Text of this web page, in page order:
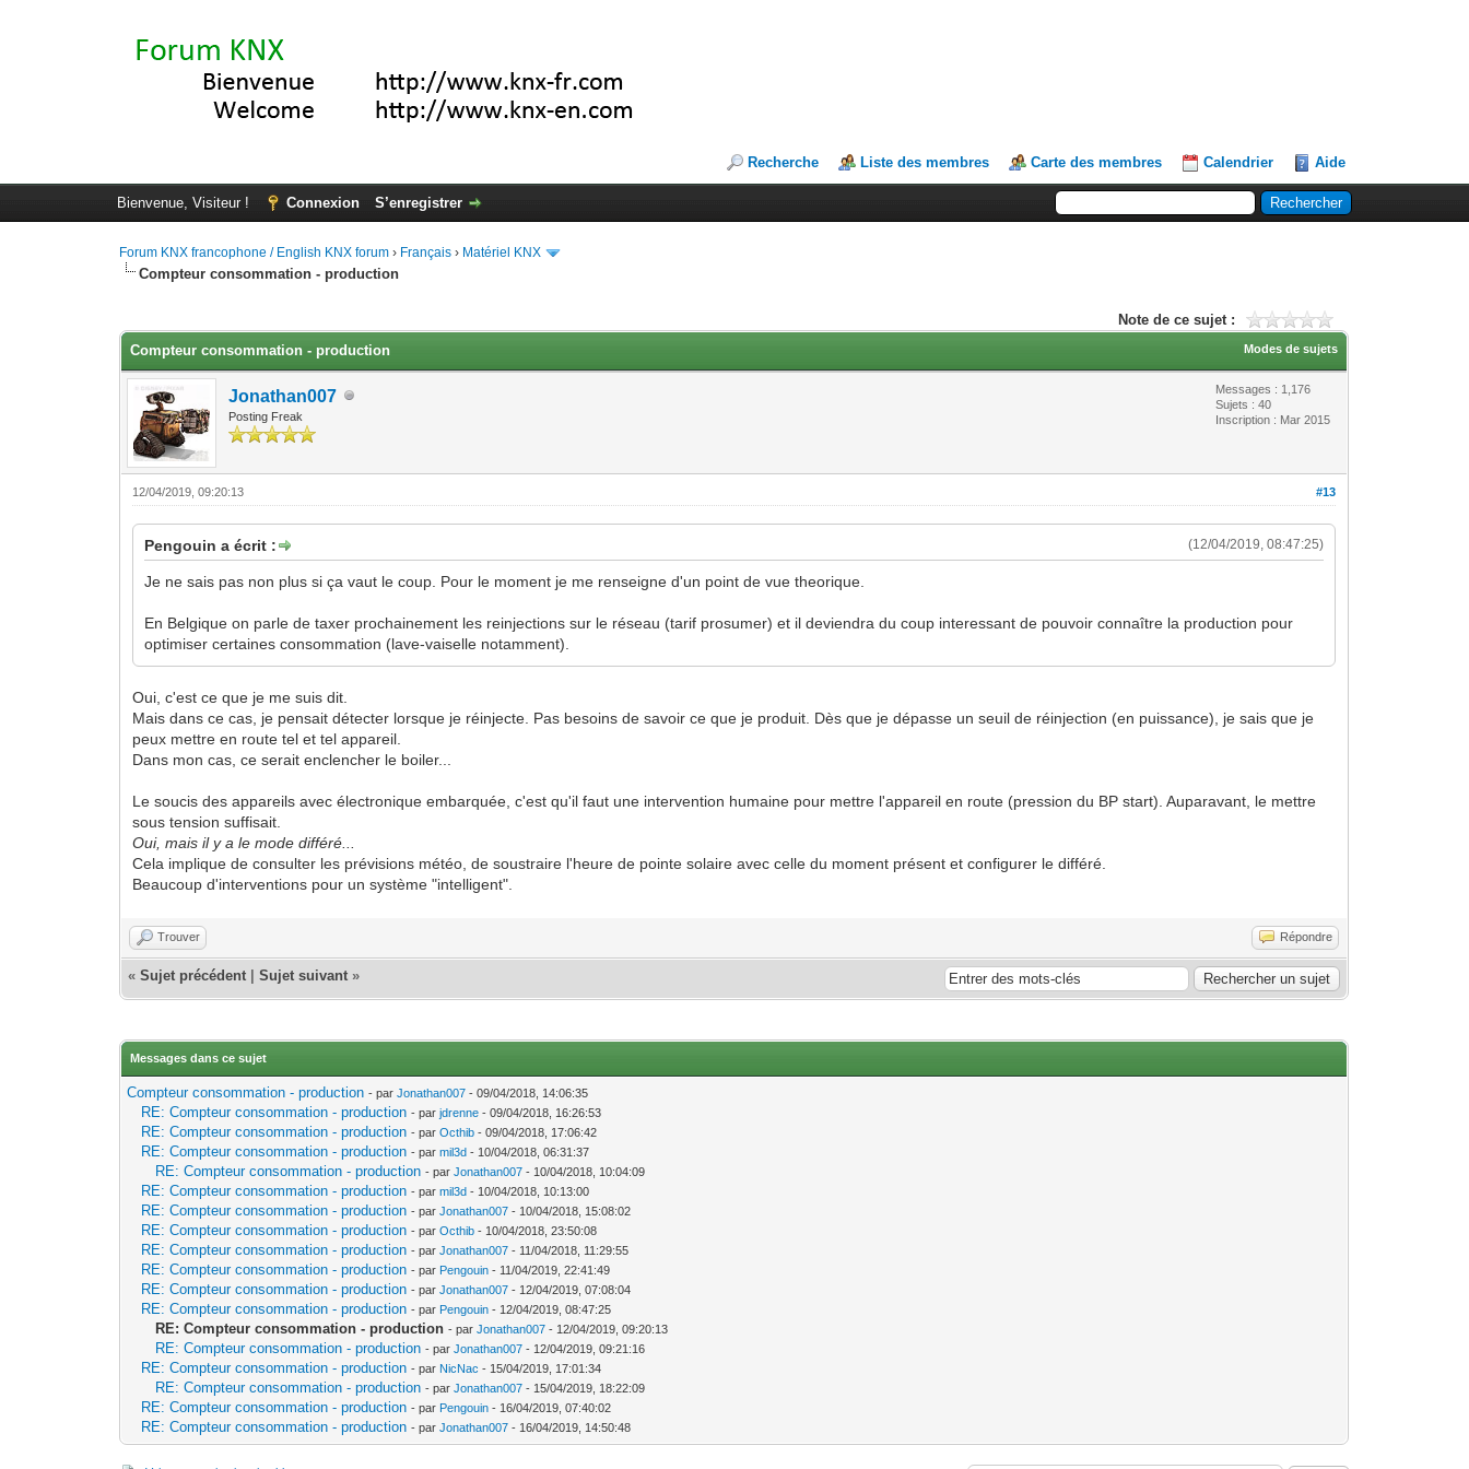
Recherche Liste des membres Carte des membres Calendrier Aide
Bienvenue, Visiteur ! Connexion S’enregistrer
Forum KNX francophone / English KNX forum › Français › Matériel KNX
Compteur consommation - production
Note de ce sujet :
Modes de sujets
Compteur consommation - production
Jonathan007
Posting Freak
Messages : 1,176
Sujets : 40
Inscription : Mar 2015
#13
12/04/2019, 09:20:13
(12/04/2019, 08:47:25)
Pengouin a écrit :
Je ne sais pas non plus si ça vaut le coup. Pour le moment je me renseigne d'un point de vue theorique.
En Belgique on parle de taxer prochainement les reinjections sur le réseau (tarif prosumer) et il deviendra du coup interessant de pouvoir connaître la production pour
optimiser certaines consommation (lave-vaiselle notamment).
Oui, c'est ce que je me suis dit.
Mais dans ce cas, je pensait détecter lorsque je réinjecte. Pas besoins de savoir ce que je produit. Dès que je dépasse un seuil de réinjection (en puissance), je sais que je
peux mettre en route tel et tel appareil.
Dans mon cas, ce serait enclencher le boiler...
Le soucis des appareils avec électronique embarquée, c'est qu'il faut une intervention humaine pour mettre l'appareil en route (pression du BP start). Auparavant, le mettre
sous tension suffisait.
Oui, mais il y a le mode différé...
Cela implique de consulter les prévisions météo, de soustraire l'heure de pointe solaire avec celle du moment présent et configurer le différé.
Beaucoup d'interventions pour un système "intelligent".
Trouver Répondre
«Sujet précédent |Sujet suivant »
Messages dans ce sujet
Compteur consommation - production - parJonathan007 - 09/04/2018, 14:06:35
RE: Compteur consommation - production - parjdrenne - 09/04/2018, 16:26:53
RE: Compteur consommation - production - parOcthib - 09/04/2018, 17:06:42
RE: Compteur consommation - production - parmil3d - 10/04/2018, 06:31:37
RE: Compteur consommation - production - parJonathan007 - 10/04/2018, 10:04:09
RE: Compteur consommation - production - parmil3d - 10/04/2018, 10:13:00
RE: Compteur consommation - production - parJonathan007 - 10/04/2018, 15:08:02
RE: Compteur consommation - production - parOcthib - 10/04/2018, 23:50:08
RE: Compteur consommation - production - parJonathan007 - 11/04/2018, 11:29:55
RE: Compteur consommation - production - par Pengouin - 11/04/2019, 22:41:49
RE: Compteur consommation - production - parJonathan007 - 12/04/2019, 07:08:04
RE: Compteur consommation - production - par Pengouin - 12/04/2019, 08:47:25
RE: Compteur consommation - production - parJonathan007 - 12/04/2019, 09:20:13
RE: Compteur consommation - production - parJonathan007 - 12/04/2019, 09:21:16
RE: Compteur consommation - production - par NicNac - 15/04/2019, 17:01:34
RE: Compteur consommation - production - parJonathan007 - 15/04/2019, 18:22:09
RE: Compteur consommation - production - par Pengouin - 16/04/2019, 07:40:02
RE: Compteur consommation - production - parJonathan007 - 16/04/2019, 14:50:48